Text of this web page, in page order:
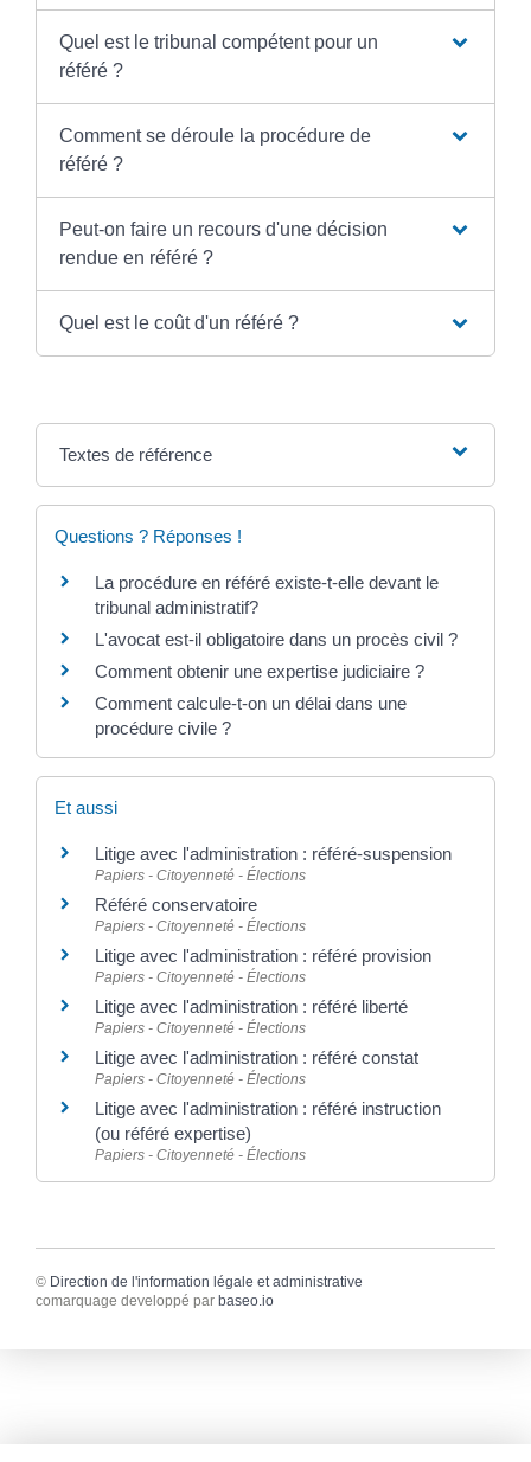
Quel est le tribunal compétent pour un
référé ?
Comment se déroule la procédure de
référé ?
Peut-on faire un recours d'une décision
rendue en référé ?
Quel est le coût d'un référé ?
Textes de référence
Questions ? Réponses !
La procédure en référé existe-t-elle devant le
tribunal administratif?
L'avocat est-il obligatoire dans un procès civil ?
Comment obtenir une expertise judiciaire ?
Comment calcule-t-on un délai dans une
procédure civile ?
Et aussi
Litige avec l'administration : référé-suspension
Papiers - Citoyenneté - Élections
Référé conservatoire
Papiers - Citoyenneté - Élections
Litige avec l'administration : référé provision
Papiers - Citoyenneté - Élections
Litige avec l'administration : référé liberté
Papiers - Citoyenneté - Élections
Litige avec l'administration : référé constat
Papiers - Citoyenneté - Élections
Litige avec l'administration : référé instruction
(ou référé expertise)
Papiers - Citoyenneté - Élections
© Direction de l'information légale et administrative
comarquage developpé par baseo.io